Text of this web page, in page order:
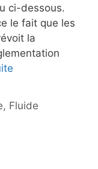
ci-dessous.
le fait que les
la
, Fluide